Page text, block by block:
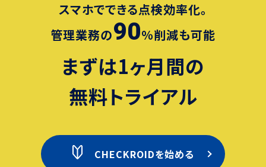
スマホでできる点検効率化。
管理業務の90％削減も可能
まずは1ヶ月間の
無料トライアル
CHECKROIDを始める